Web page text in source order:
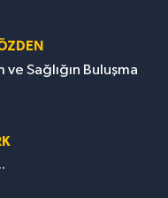
Sağlığın Buluşma